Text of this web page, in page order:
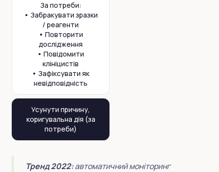
За потреби:
• Забракувати зразки
/ реагенти
• Повторити
дослідження
• Повідомити
клініцистів
• Зафіксувати як
невідповідність
Усунути причину,
коригувальна дія (за
потреби)
Тренд 2022:автоматичний моніторинг